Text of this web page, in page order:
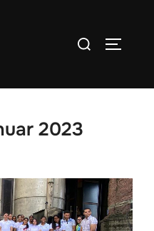
Suchen
nach:
2023